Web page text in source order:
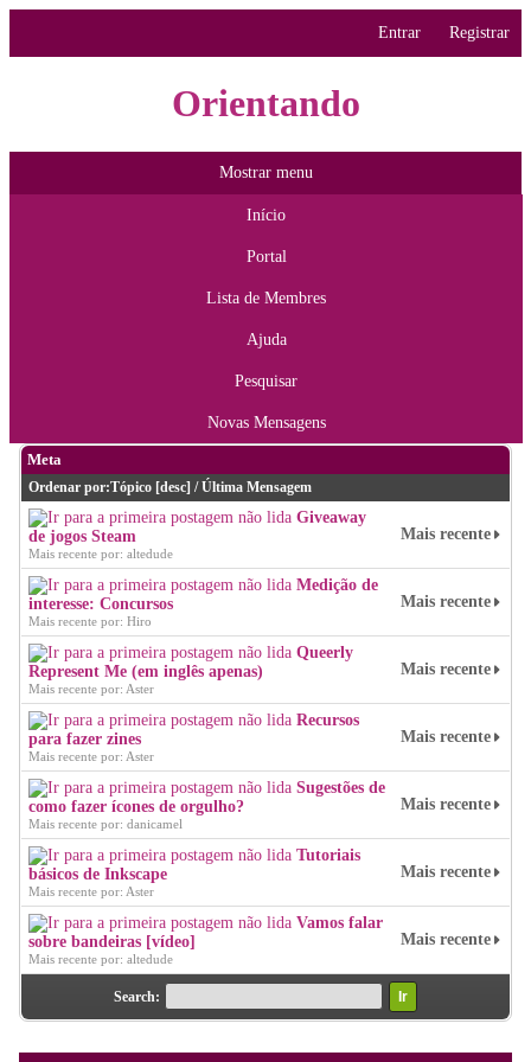
Entrar Registrar
Orientando
Mostrar menu
Início
Portal
Lista de Membres
Ajuda
Pesquisar
Novas Mensagens
Meta
Ordenar por:Tópico [desc] /Última Mensagem
Giveaway
de jogos Steam
Mais recente por: altedude
Mais recente
Medição de
interesse: Concursos
Mais recente por: Hiro
Mais recente
Queerly
Represent Me (em inglês apenas)
Mais recente por: Aster
Mais recente
Recursos
para fazer zines
Mais recente por: Aster
Mais recente
Sugestões de
como fazer ícones de orgulho?
Mais recente por: danicamel
Mais recente
Tutoriais
básicos de Inkscape
Mais recente por: Aster
Mais recente
Vamos falar
sobre bandeiras [vídeo]
Mais recente por: altedude
Mais recente
Search: